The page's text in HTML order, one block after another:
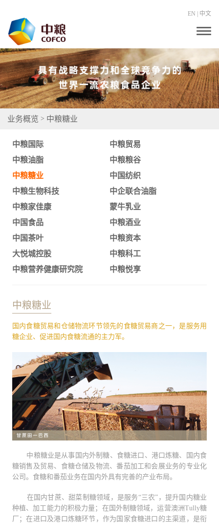
EN 中文
T
g
l
e
n
a
v
i
业务概览 > 中粮糖业
中粮国际
中粮贸易
中粮油脂
中粮粮谷
中粮糖业
中国纺织
中粮生物科技
中企联合油脂
中粮家佳康
蒙牛乳业
中国食品
中粮酒业
中国茶叶
中粮资本
大悦城控股
中粮科工
中粮营养健康研究院
中粮悦享
中粮糖业
国内食糖贸易和仓储物流环节领先的食糖贸易商之一，是服务用
糖企业、促进国内食糖流通的主力军。
中粮糖业是从事国内外制糖、食糖进口、港口炼糖、国内食
糖销售及贸易、食糖仓储及物流、番茄加工和会展业务的专业化
公司。食糖和番茄业务在国内外具有完善的产业布局。
在国内甘蔗、甜菜制糖领域，是服务“三农”，提升国内糖业
种植、加工能力的积极力量；在国外制糖领域，运营澳洲Tully糖
厂；在进口及港口炼糖环节，作为国家食糖进口的主渠道，是衔